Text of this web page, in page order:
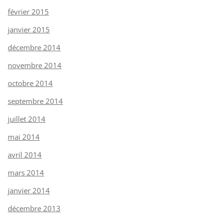
février 2015
janvier 2015
décembre 2014
novembre 2014
octobre 2014
septembre 2014
juillet 2014
mai 2014
avril 2014
mars 2014
janvier 2014
décembre 2013